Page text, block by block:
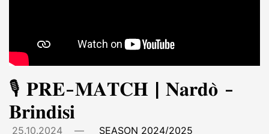
🎙️ 𝐏𝐑𝐄-𝐌𝐀𝐓𝐂𝐇 | 𝐍𝐚𝐫𝐝𝐨̀ -
𝐁𝐫𝐢𝐧𝐝𝐢𝐬𝐢
25.10.2024 — SEASON 2024/2025